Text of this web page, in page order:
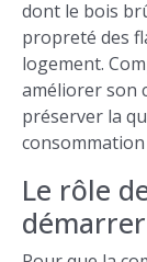
dont le bois
propreté des
logement.
améliorer son
préserver la
Le rôle